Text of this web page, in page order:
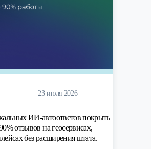
23 июля 2026
ИИ-автоответов покрыть
отзывов на геосервисах,
без расширения штата.